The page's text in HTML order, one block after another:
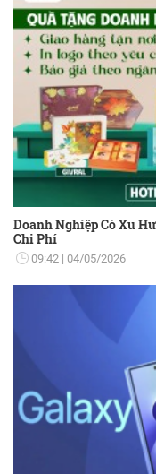
Doanh Nghiệp Có Xu
Chi Phí
09:42 04/05/2026